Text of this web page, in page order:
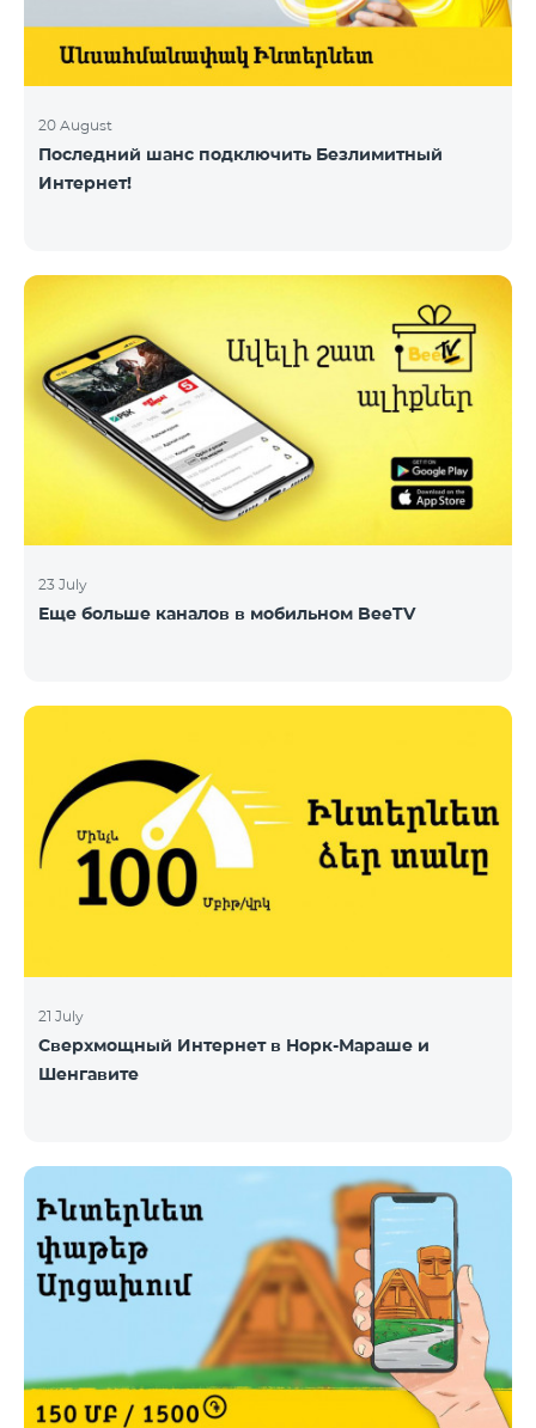
20 August
Последний шанс подключить Безлимитный
Интернет!
23 July
Еще больше каналов в мобильном BeeTV
21 July
Сверхмощный Интернет в Норк-Мараше и
Шенгавите